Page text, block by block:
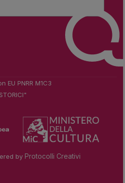
EU PNRR M1C3
by Protocolli Creativi